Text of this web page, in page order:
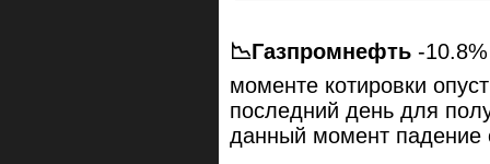
📉Газпромнефть -
моменте котировки
последний день для
данный момент падение